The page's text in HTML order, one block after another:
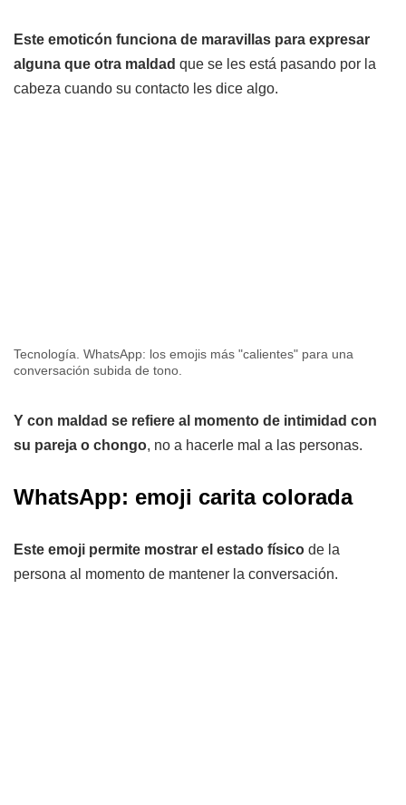
Este emoticón funciona de maravillas para expresar
alguna que otra maldad que se les está pasando por la
cabeza cuando su contacto les dice algo.
Tecnología. WhatsApp: los emojis más "calientes" para una
conversación subida de tono.
Y con maldad se refiere al momento de intimidad con
su pareja o chongo, no a hacerle mal a las personas.
WhatsApp: emoji carita colorada
Este emoji permite mostrar el estado físico de la
persona al momento de mantener la conversación.